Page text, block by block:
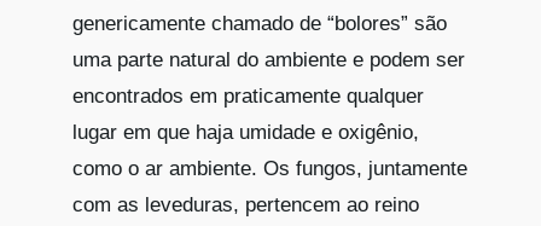
genericamente chamado de “bolores” são
uma parte natural do ambiente e podem ser
encontrados em praticamente qualquer
lugar em que haja umidade e oxigênio,
como o ar ambiente. Os fungos, juntamente
com as leveduras, pertencem ao reino